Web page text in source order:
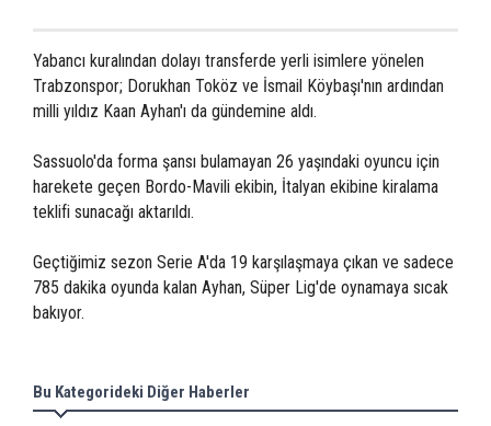
Yabancı kuralından dolayı transferde yerli isimlere yönelen
Trabzonspor; Dorukhan Toköz ve İsmail Köybaşı'nın ardından
milli yıldız Kaan Ayhan'ı da gündemine aldı.
Sassuolo'da forma şansı bulamayan 26 yaşındaki oyuncu için
harekete geçen Bordo-Mavili ekibin, İtalyan ekibine kiralama
teklifi sunacağı aktarıldı.
Geçtiğimiz sezon Serie A'da 19 karşılaşmaya çıkan ve sadece
785 dakika oyunda kalan Ayhan, Süper Lig'de oynamaya sıcak
bakıyor.
Bu Kategorideki Diğer Haberler